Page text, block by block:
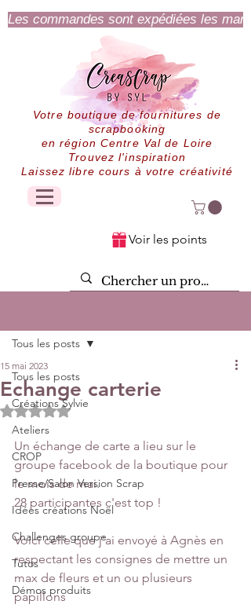
Les commandes sont expédiées les
Votre boutique de fournitures de
scrapbooking
en région Centre Val de Loire
Trouvez l'inspiration
Laissez libre cours à votre créativité
Voir les points
Tous les posts
Créations Sylvie
Ateliers
CROP
Presse/Salon Version Scrap
Idées créations Noël
Challenges groupe
Tutos
Démos produits
Tous les posts
Echange carterie
15 mai 2023
Noté NaN étoiles sur 5.
Un échange de carte a lieu sur le
groupe facebook de la boutique pour
le mois de mai.
28 participantes c'est top !
Voici celle que j'ai envoyé à Agnès en
respectant les consignes de mettre un
max de fleurs et un ou plusieurs
papillons